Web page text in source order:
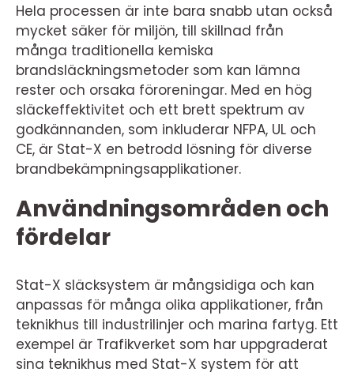
Hela processen är inte bara snabb utan också
mycket säker för miljön, till skillnad från
många traditionella kemiska
brandsläckningsmetoder som kan lämna
rester och orsaka föroreningar. Med en hög
släckeffektivitet och ett brett spektrum av
godkännanden, som inkluderar NFPA, UL och
CE, är Stat-X en betrodd lösning för diverse
brandbekämpningsapplikationer.
Användningsområden och
fördelar
Stat-X släcksystem är mångsidiga och kan
anpassas för många olika applikationer, från
teknikhus till industrilinjer och marina fartyg. Ett
exempel är Trafikverket som har uppgraderat
sina teknikhus med Stat-X system för att